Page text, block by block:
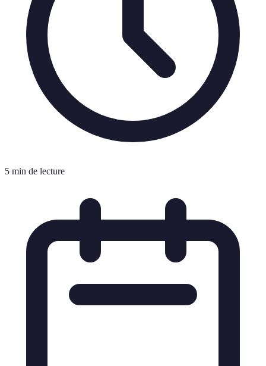
5 min de lecture